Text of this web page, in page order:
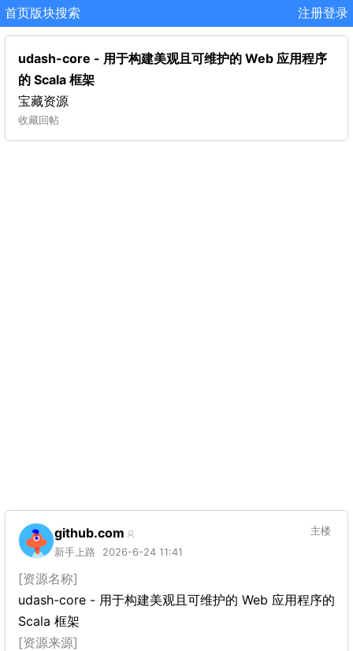
首页版块搜索 注册登录
udash-core - 用于构建美观且可维护的 Web 应用程序
的 Scala 框架
宝藏资源
收藏回帖
github.com
新手上路 2026-6-24 11:41
主楼
[资源名称]
udash-core - 用于构建美观且可维护的 Web 应用程序的
Scala 框架
[资源来源]